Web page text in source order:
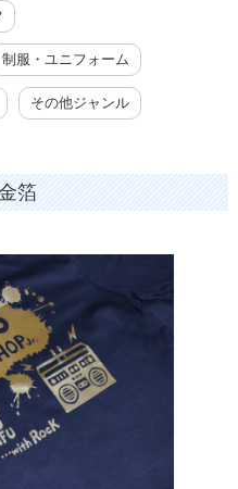
制服・ユニフォーム
その他ジャンル
箔